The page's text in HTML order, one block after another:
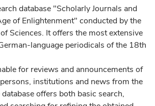
database "Scholarly Journals and
of Enlightenment" conducted by the
Sciences. It offers the most extensive
language periodicals of the 18th
for reviews and announcements of
institutions and news from the
offers both basic search,